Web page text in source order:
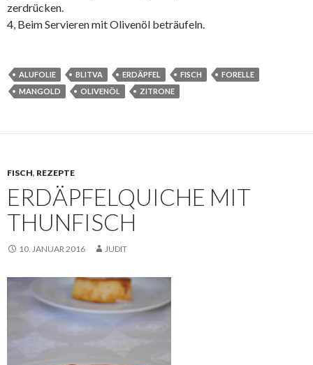
zerdrücken.
4, Beim Servieren mit Olivenöl beträufeln.
ALUFOLIE BLITVA ERDÄPFEL FISCH
FORELLE
MANGOLD
OLIVENÖL ZITRONE
FISCH, REZEPTE
ERDÄPFELQUICHE MIT
THUNFISCH
10. JANUAR 2016 JUDIT